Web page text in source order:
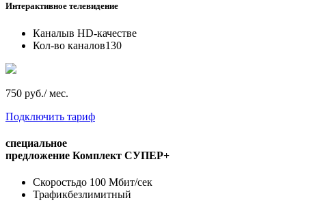
Интерактивное телевидение
Каналыв HD-качестве
Кол-во каналов130
750 руб./ мес.
Подключить тариф
специальное
предложение Комплект СУПЕР+
Скоростьдо 100 Мбит/сек
Трафикбезлимитный